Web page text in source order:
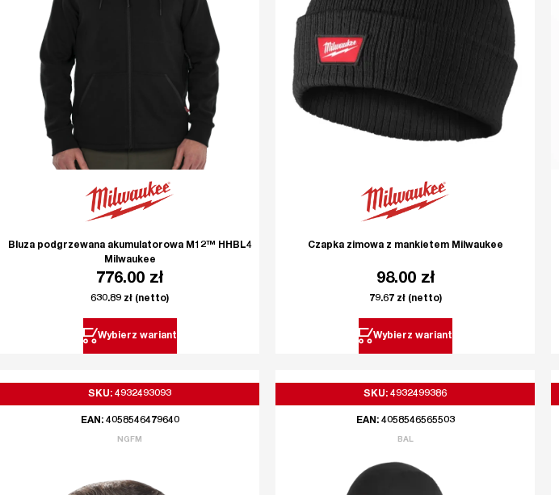
Bluza podgrzewana akumulatorowa M12™ HHBL4
Milwaukee
776.00 zł
630.89 zł (netto)
Wybierz wariant
Czapka zimowa z mankietem Milwaukee
98.00 zł
79.67 zł(netto)
Wybierz wariant
SKU: 4932493093
EAN: 4058546479640
NGFM
SKU: 4932499386
EAN: 4058546565503
BAL